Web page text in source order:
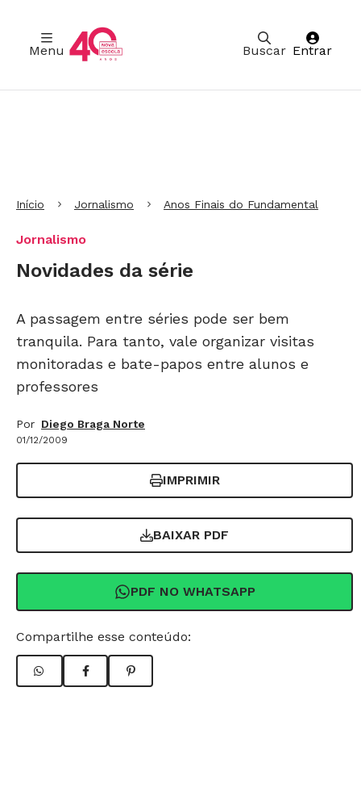
Buscar
Menu Entrar
Início Jornalismo Anos Finais do Fundamental
Jornalismo
Novidades da série
A passagem entre séries pode ser bem
tranquila. Para tanto, vale organizar visitas
monitoradas e bate-papos entre alunos e
professores
Por Diego Braga Norte
01/12/2009
IMPRIMIR
BAIXAR PDF
PDF NO WHATSAPP
Compartilhe esse conteúdo: